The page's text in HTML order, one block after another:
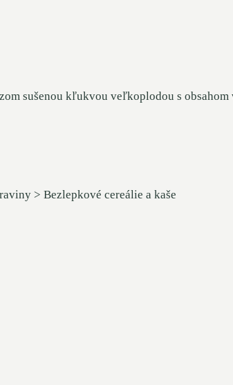
sušenou kľukvou veľkoplodou s
> Bezlepkové cereálie a kaše